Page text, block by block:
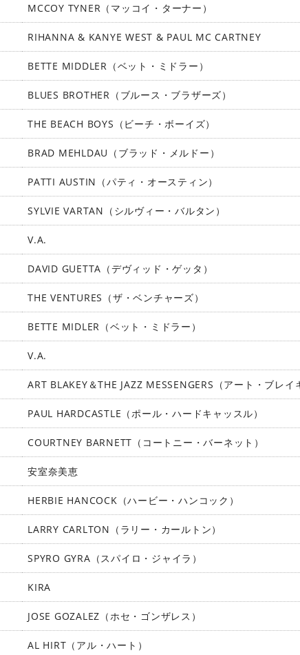
MCCOY TYNER（マッコイ・ターナー）
RIHANNA & KANYE WEST & PAUL MC CARTNEY
BETTE MIDDLER（ベット・ミドラー）
BLUES BROTHER（ブルース・ブラザーズ）
THE BEACH BOYS（ビーチ・ボーイズ）
BRAD MEHLDAU（ブラッド・メルドー）
PATTI AUSTIN（パティ・オースティン）
SYLVIE VARTAN（シルヴィー・バルタン）
V.A.
DAVID GUETTA（デヴィッド・ゲッタ）
THE VENTURES（ザ・ベンチャーズ）
BETTE MIDLER（ベット・ミドラー）
V.A.
ART BLAKEY＆THE JAZZ MESSENGERS（アート・ブレイ
PAUL HARDCASTLE（ポール・ハードキャッスル）
COURTNEY BARNETT（コートニー・バーネット）
安室奈美恵
HERBIE HANCOCK（ハービー・ハンコック）
LARRY CARLTON（ラリー・カールトン）
SPYRO GYRA（スパイロ・ジャイラ）
KIRA
JOSE GOZALEZ（ホセ・ゴンザレス）
AL HIRT（アル・ハート）